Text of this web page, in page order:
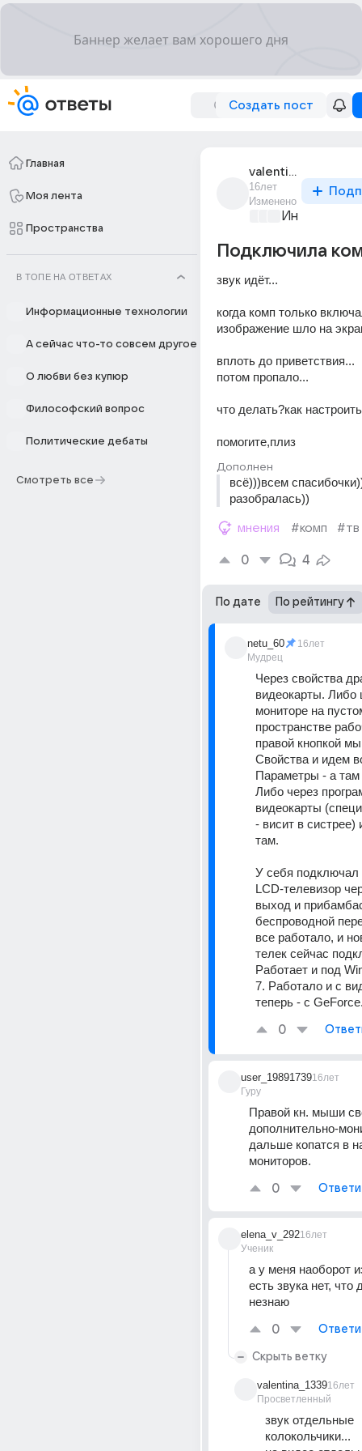
Создать пост
Главная
Моя лента
Пространства
В ТОПЕ НА ОТВЕТАХ
Информационные технологии
А сейчас что-то совсем другое
О любви без купюр
Философский вопрос
Политические дебаты
Смотреть все
valentina_1339
16лет
Изменено
Подключила
звук идёт...
когда комп только
изображение шло на
вплоть до приветствия...
потом пропало...
что делать?как
помогите,плиз
Дополнен
всё)))всем
разобралась))
мнения #комп #тв
0 4
По дате По рейтингу
netu_60
Мудрец
16лет
Через свойства
видеокарты. Либо
мониторе на
пространстве
правой кнопкой
Свойства и идем
Параметры - а там
Либо через
видеокарты
- висит в систрее)
там.
У себя подключал
LCD-телевизор
выход и
беспроводной
все работало, и
телек сейчас
Работает и под
7. Работало и с
теперь - с
0
user_19891739
Гуру
16лет
Правой кн. мыши
дополнительно-
дальше копатся в
мониторов.
0
elena_v_292
Ученик
16лет
а у меня наоборот
есть звука нет, что
незнаю
0
Скрыть ветку
valentina_1339
Просветленный
16лет
звук отдельные
колокольчики...